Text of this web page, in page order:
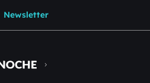
Newsletter